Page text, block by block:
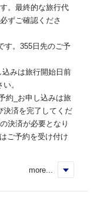
。最終的な旅行代
ずご確認くださ
す。355日先のご予
みは旅行開始日前
。
約_お申し込みは旅
決済を完了してくだ
決済が必要となり
ご予約を受け付け
more...